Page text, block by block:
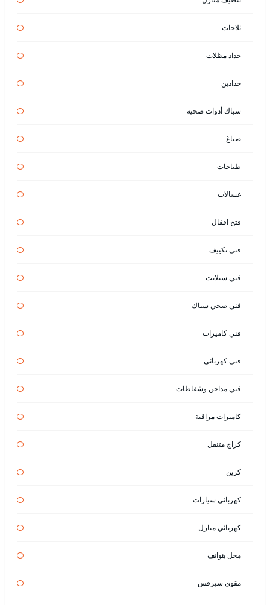
ثلاجات
حداد مظلات
حدادين
سباك أدوات صحية
صباغ
طباخات
غسالات
فتح اقفال
فني تكييف
فني ستلايت
فني صحي سباك
فني كاميرات
فني كهربائي
فني مداخن وشفاطات
كاميرات مراقبة
كراج متنقل
كرين
كهربائي سيارات
كهربائي منازل
محل هواتف
مقوي سيرفس